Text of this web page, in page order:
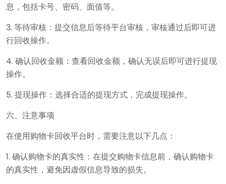
息，包括卡号、密码、面值等。
3. 等待审核：提交信息后等待平台审核，审核通过后即可进
行回收操作。
4. 确认回收金额：查看回收金额，确认无误后即可进行提现
操作。
5. 提现操作：选择合适的提现方式，完成提现操作。
六、注意事项
在使用购物卡回收平台时，需要注意以下几点：
1. 确认购物卡的真实性：在提交购物卡信息前，确认购物卡
的真实性，避免因虚假信息导致的损失。